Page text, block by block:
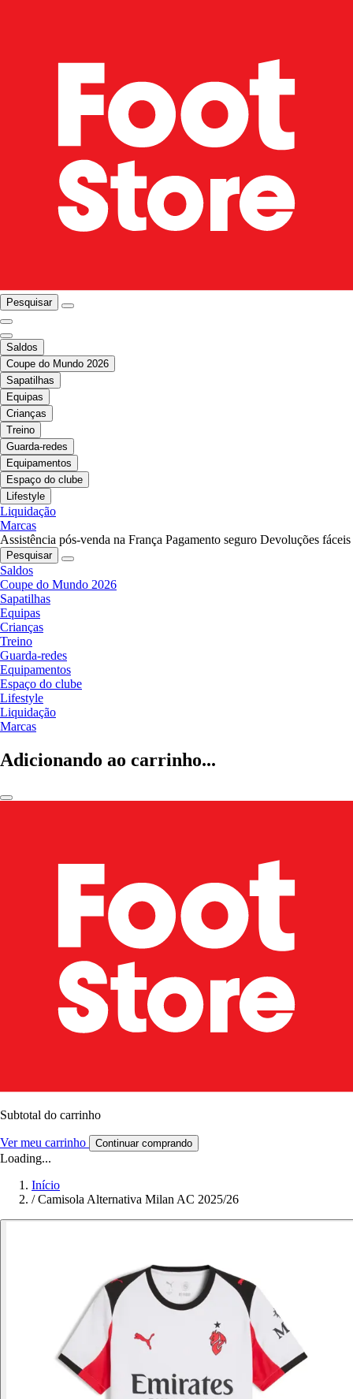
Pesquisar
Saldos
Coupe do Mundo 2026
Sapatilhas
Equipas
Crianças
Treino
Guarda-redes
Equipamentos
Espaço do clube
Lifestyle
Liquidação
Marcas
Assistência pós-venda na França Pagamento seguro Devoluções fáceis
Pesquisar
Saldos
Coupe do Mundo 2026
Sapatilhas
Equipas
Crianças
Treino
Guarda-redes
Equipamentos
Espaço do clube
Lifestyle
Liquidação
Marcas
Adicionando ao carrinho...
Subtotal do carrinho
Ver meu carrinho Continuar comprando
Loading...
Início
/ Camisola Alternativa Milan AC 2025/26